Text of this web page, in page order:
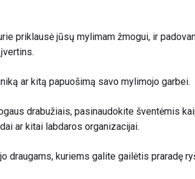
priklausė jūsų mylimam žmogui, ir
ar kitą papuošimą savo mylimojo garbei.
drabužiais, pasinaudokite šventėmis
ar kitai labdaros organizacijai.
draugams, kuriems galite gailėtis praradę